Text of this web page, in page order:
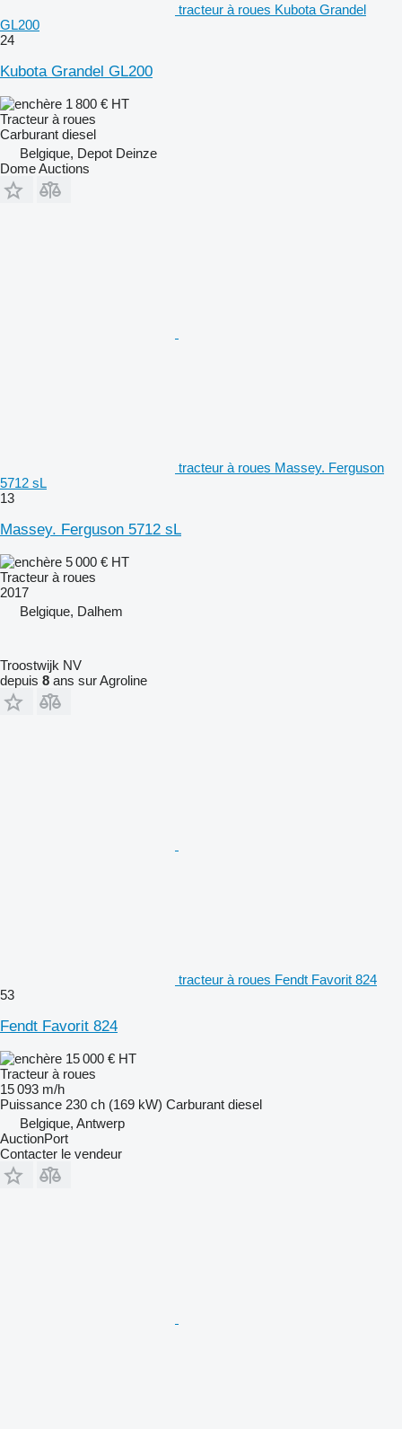
tracteur à roues Kubota Grandel
GL200
24
Kubota Grandel GL200
1 800 € HT
Tracteur à roues
Carburant diesel
Belgique, Depot Deinze
Dome Auctions
tracteur à roues Massey. Ferguson
5712 sL
13
Massey. Ferguson 5712 sL
5 000 € HT
Tracteur à roues
2017
Belgique, Dalhem
Troostwijk NV
depuis 8 ans sur Agroline
tracteur à roues Fendt Favorit 824
53
Fendt Favorit 824
15 000 € HT
Tracteur à roues
15 093 m/h
Puissance 230 ch (169 kW) Carburant diesel
Belgique, Antwerp
AuctionPort
Contacter le vendeur